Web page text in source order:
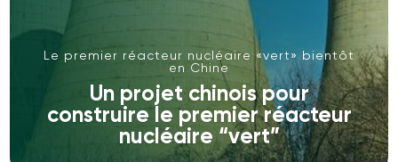
Le premier réacteur nucléaire «vert» bientôt
en Chine
Un projet chinois pour
construire le premier réacteur
nucléaire “vert”